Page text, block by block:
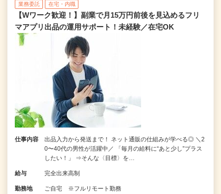
業務委託 在宅・内職
【Wワーク歓迎！】副業で月15万円前後を見込めるフリ
マアプリ出品の運用サポート！未経験／在宅OK
仕事内容
出品入力から発送まで！ ネット通販の仕組みが学べる◎ ＼2
0〜40代の男性が活躍中／ 「毎月の給料に“あと少し”プラス
したい！」 ⇒そんな〈目標〉を…
給与 完全出来高制
勤務地 ご自宅 ※フルリモート勤務